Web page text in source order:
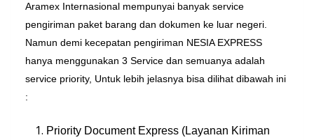
Aramex Internasional mempunyai banyak service
pengiriman paket barang dan dokumen ke luar negeri.
Namun demi kecepatan pengiriman NESIA EXPRESS
hanya menggunakan 3 Service dan semuanya adalah
service priority, Untuk lebih jelasnya bisa dilihat dibawah ini
:
Priority Document Express (Layanan Kiriman